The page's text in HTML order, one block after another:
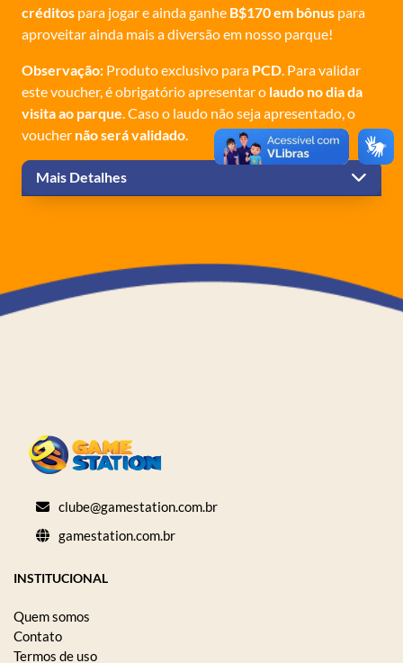
créditos para jogar e ainda ganhe B$170 em bônus para
aproveitar ainda mais a diversão em nosso parque!
Observação: Produto exclusivo para PCD. Para validar
este voucher, é obrigatório apresentar o laudo no dia da
visita ao parque. Caso o laudo não seja apresentado, o
voucher não será validado.
Mais Detalhes
clube@gamestation.com.br
gamestation.com.br
INSTITUCIONAL
Quem somos
Contato
Termos de uso